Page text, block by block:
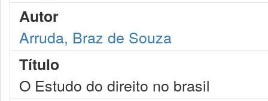
Autor
Arruda, Braz de Souza
Título
O Estudo do direito no brasil